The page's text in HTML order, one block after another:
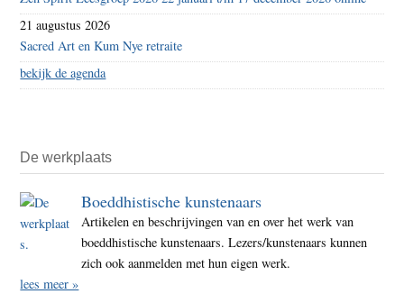
21 augustus 2026
Sacred Art en Kum Nye retraite
bekijk de agenda
De werkplaats
Boeddhistische kunstenaars
Artikelen en beschrijvingen van en over het werk van
boeddhistische kunstenaars. Lezers/kunstenaars kunnen
zich ook aanmelden met hun eigen werk.
lees meer »